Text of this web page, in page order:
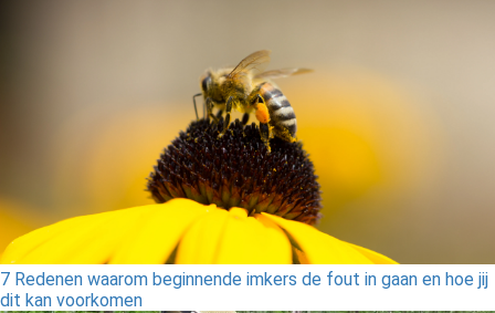
7 Redenen waarom beginnende imkers de fout in gaan en hoe jij
dit kan voorkomen